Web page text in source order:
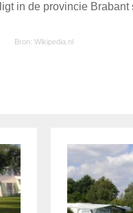
in de provincie Brabant
Bron: Wikipedia.nl